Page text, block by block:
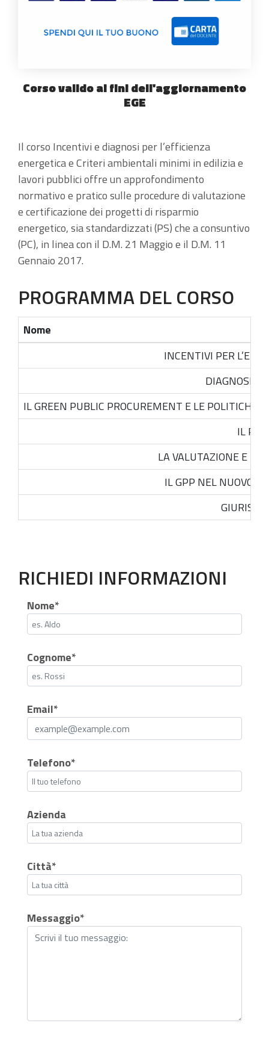
Corso valido ai fini dell'aggiornamento
EGE
Il corso Incentivi e diagnosi per l’efficienza
energetica e Criteri ambientali minimi in edilizia e
lavori pubblici offre un approfondimento
normativo e pratico sulle procedure di valutazione
e certificazione dei progetti di risparmio
energetico, sia standardizzati (PS) che a consuntivo
(PC), in linea con il D.M. 21 Maggio e il D.M. 11
Gennaio 2017.
PROGRAMMA DEL CORSO
Nome
INCENTIVI PER
DIAGNOSI
IL GREEN PUBLIC PROCUREMENT E LE POLITICHE
IL
LA VALUTAZIONE E I
IL GPP NEL NUOVO
RICHIEDI INFORMAZIONI
Nome*
Cognome*
Email*
Telefono*
Azienda
Città*
Messaggio*